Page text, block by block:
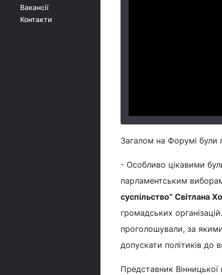
Вакансії
Контакти
Загалом на Форумі були
- Особливо цікавими
парламентським
суспільство” Світлана
громадських
проголошували, за
допускати політиків до
Представник